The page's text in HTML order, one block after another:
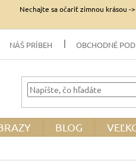
Nechajte sa očariť zimnou krásou ->
NÁŠ PRÍBEH OBCHODNÉ
BLOG